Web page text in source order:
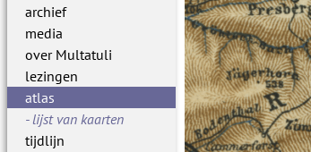
archief
media
over Multatuli
lezingen
atlas
lijst van kaarten
tijdlijn